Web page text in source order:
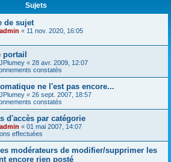
Sujets
de sujet
admin « 11 nov. 2020, 16:05
portail
JPlumey « 28 avr. 2009, 12:07
constatés
ne l'est pas encore...
JPlumey « 26 sept. 2007, 18:57
constatés
d'accès par catégorie
admin « 01 mai 2007, 14:07
effectuées
modérateurs de modifier/supprimer les
encore rien posté